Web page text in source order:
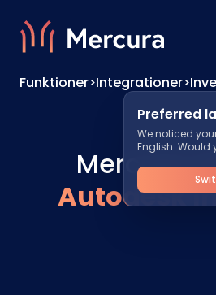
Preferred
We noticed
English. Would
Funktioner>Integrationer>
Mercura
Autodesk